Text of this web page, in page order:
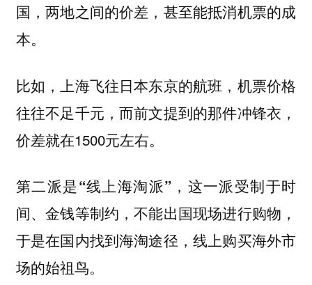
国，两地之间的价差，甚至能抵消机票的成
本。
比如，上海飞往日本东京的航班，机票价格
往往不足千元，而前文提到的那件冲锋衣，
价差就在1500元左右。
第二派是“线上海淘派” ，这一派受制于时
间、金钱等制约，不能出国现场进行购物，
于是在国内找到海淘途径，线上购买海外市
场的始祖鸟。